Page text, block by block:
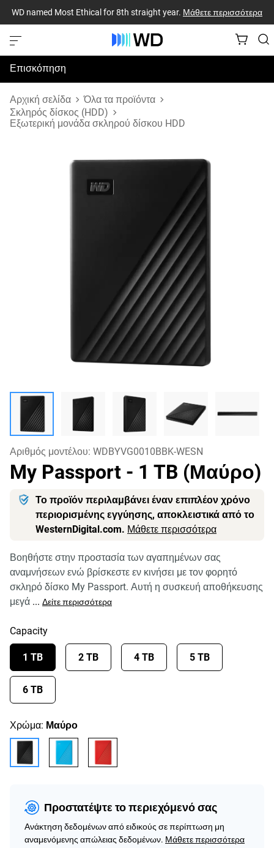
WD named Most Ethical for 8th straight year. Μάθετε περισσότερα
Επισκόπηση
Προδιαγραφές
Υποστήριξη & Πόροι
Αρχική σελίδα
Όλα τα προϊόντα
Σκληρός δίσκος (HDD)
Εξωτερική μονάδα σκληρού δίσκου HDD
Αριθμός μοντέλου: WDBYVG0010BBK-WESN
My Passport - 1 TB (Μαύρο)
Το προϊόν περιλαμβάνει έναν επιπλέον χρόνο
περιορισμένης εγγύησης, αποκλειστικά από το
WesternDigital.com. Μάθετε περισσότερα
Βοηθήστε στην προστασία των αγαπημένων σας
αναμνήσεων ενώ βρίσκεστε εν κινήσει με τον φορητό
σκληρό δίσκο My Passport. Αυτή η συσκευή αποθήκευσης
μεγά ... Δείτε περισσότερα
Capacity
1 TB 2 TB 4 TB 5 TB
6 TB
Χρώμα: Μαύρο
Προστατέψτε το περιεχόμενό σας
Ανάκτηση δεδομένων από ειδικούς σε περίπτωση μη
αναμενόμενης απώλειας δεδομένων. Μάθετε περισσότερα